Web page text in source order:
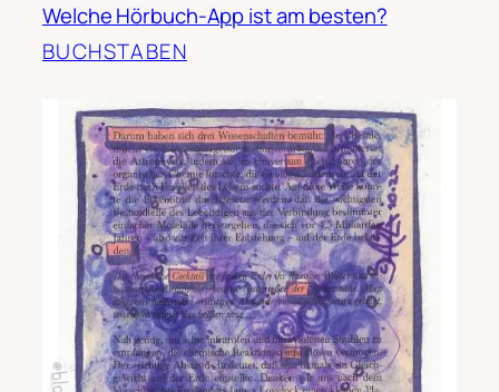
Welche Hörbuch-App ist am besten?
BUCHSTABEN